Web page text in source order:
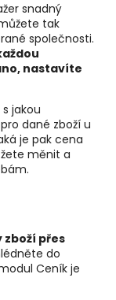
snadný
tak
společnosti.
nastavíte
jakou
dané zboží u
je pak cena
měnit a
zboží přes
do
Ceník je